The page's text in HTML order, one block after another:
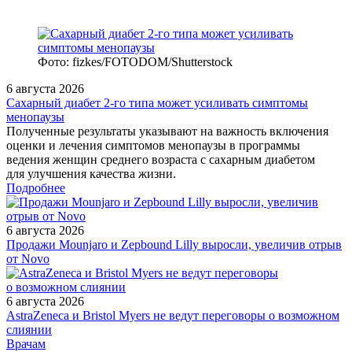
Фото: fizkes/FOTODOM/Shutterstock
6 августа 2026
Сахарный диабет 2‑го типа может усиливать симптомы
менопаузы
Полученные результаты указывают на важность включения
оценки и лечения симптомов менопаузы в программы
ведения женщин среднего возраста с сахарным диабетом
для улучшения качества жизни.
Подробнее
6 августа 2026
Продажи Mounjaro и Zepbound Lilly выросли, увеличив отрыв
от Novo
6 августа 2026
AstraZeneca и Bristol Myers не ведут переговоры о возможном
слиянии
/doctor/pediatrics/ingalyatsionnye-glyukokortikosteroidy-v-lechenii-
Врачам